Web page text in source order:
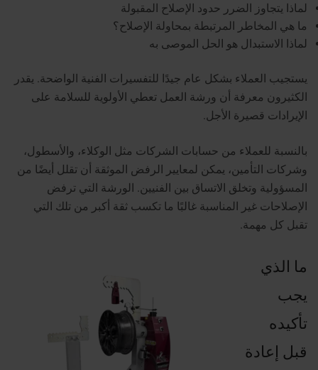
لماذا يتجاوز الضرر حدود الإصلاح المقبولة
ما هي المخاطر المرتبطة بمحاولة الإصلاح؟
لماذا الاستبدال هو الحل الموصى به
يستجيب العملاء بشكل عام جيدًا للتفسيرات الفنية الواضحة. يقدر
الكثيرون معرفة أن ورشة العمل تعطي الأولوية للسلامة على
الإيرادات قصيرة الأجل.
بالنسبة للعملاء من حسابات الشركات مثل الوكلاء، والأسطول،
وشركات التأمين، يمكن لمعايير الرفض الموثقة أن تقلل أيضًا من
المسؤولية وتخلق الاتساق بين الفنيين. الورشة التي ترفض
الإصلاحات غير المناسبة غالبًا ما تكسب ثقة أكبر من تلك التي
تقبل كل مهمة.
ما الذي
يجب
تأكيده
قبل إعادة